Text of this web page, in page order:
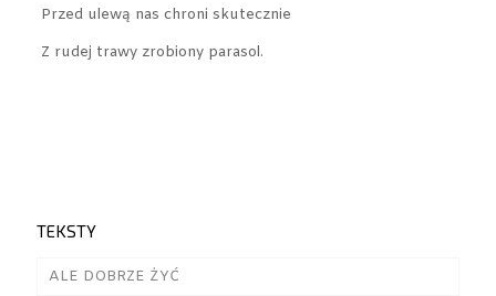
Przed ulewą nas chroni skutecznie
Z rudej trawy zrobiony parasol.
TEKSTY
ALE DOBRZE ŻYĆ